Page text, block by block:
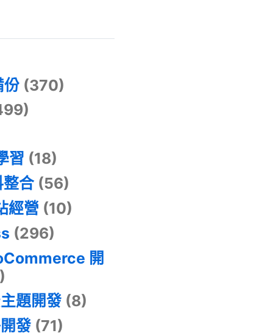
份 (370)
習 (18)
合(56)
經營 (10)
(296)
開
題開發(8)
發(71)